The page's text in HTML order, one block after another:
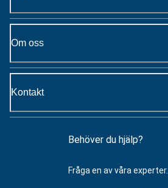
Om oss
Kontakt
Behöver du hjälp?
Fråga en av våra experter.